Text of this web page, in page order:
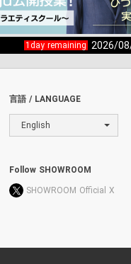
1day remaining 2026/
言語 / LANGUAGE
English
Follow SHOWROOM
SHOWROOM Official X